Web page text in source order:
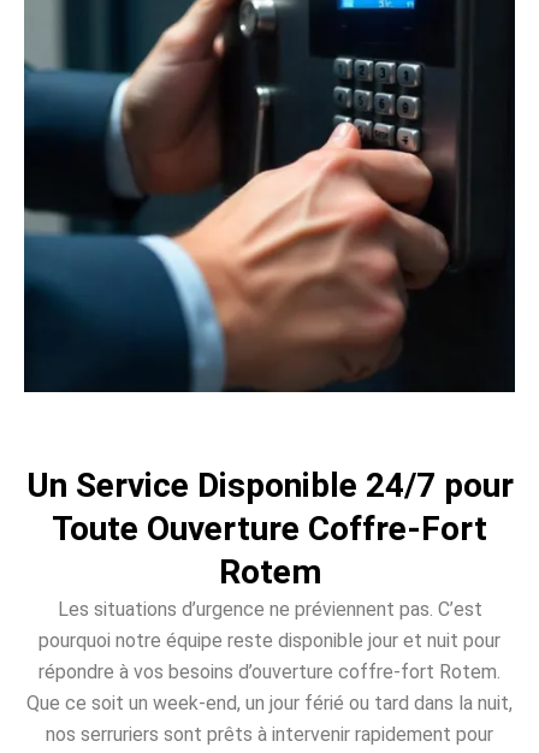
Un Service Disponible 24/7 pour
Toute Ouverture Coffre-Fort
Rotem
Les situations d’urgence ne préviennent pas. C’est
pourquoi notre équipe reste disponible jour et nuit pour
répondre à vos besoins d’ouverture coffre-fort Rotem.
Que ce soit un week-end, un jour férié ou tard dans la nuit,
nos serruriers sont prêts à intervenir rapidement pour